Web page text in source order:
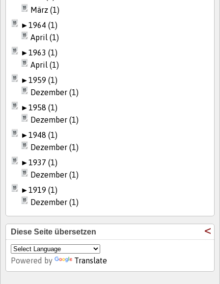
März (1)
►1964 (1)
April (1)
►1963 (1)
April (1)
►1959 (1)
Dezember (1)
►1958 (1)
Dezember (1)
►1948 (1)
Dezember (1)
►1937 (1)
Dezember (1)
►1919 (1)
Dezember (1)
Diese Seite übersetzen
Powered by Translate